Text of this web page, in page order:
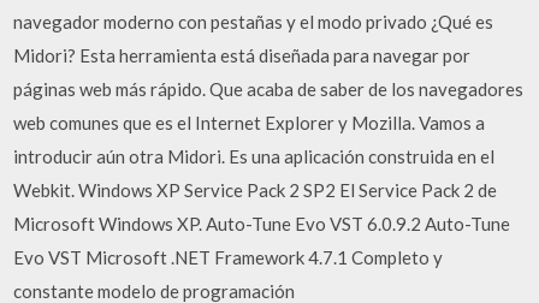
navegador moderno con pestañas y el modo privado ¿Qué es
Midori? Esta herramienta está diseñada para navegar por
páginas web más rápido. Que acaba de saber de los navegadores
web comunes que es el Internet Explorer y Mozilla. Vamos a
introducir aún otra Midori. Es una aplicación construida en el
Webkit. Windows XP Service Pack 2 SP2 El Service Pack 2 de
Microsoft Windows XP. Auto-Tune Evo VST 6.0.9.2 Auto-Tune
Evo VST Microsoft .NET Framework 4.7.1 Completo y
constante modelo de programación